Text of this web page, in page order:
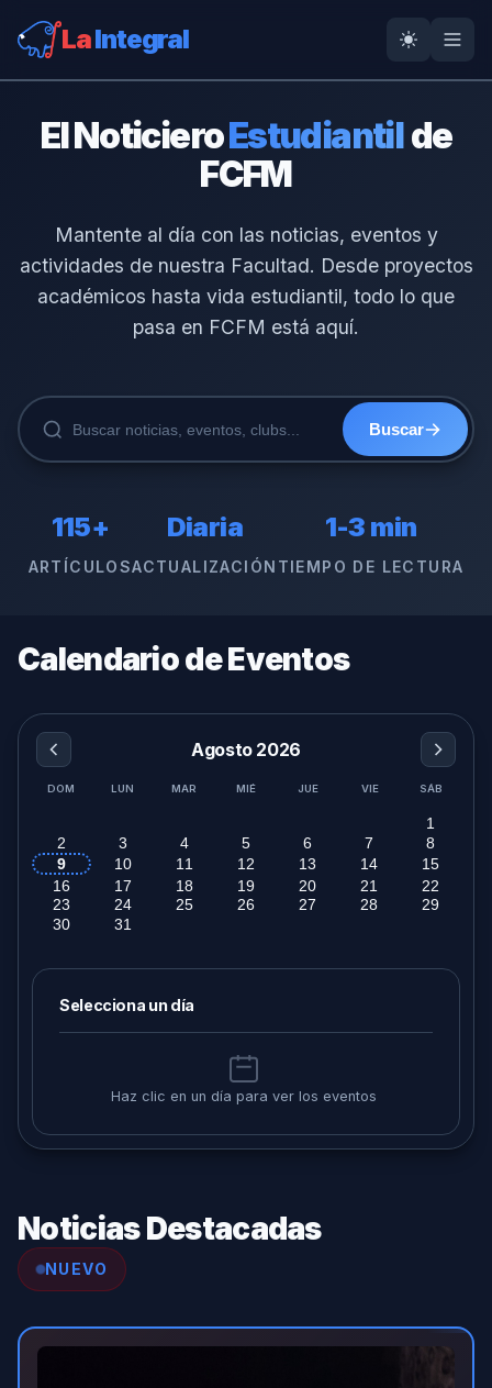
LaIntegral
El NoticieroEstudiantilde
FCFM
Mantente al día con las noticias, eventos y
actividades de nuestra Facultad. Desde proyectos
académicos hasta vida estudiantil, todo lo que
pasa en FCFM está aquí.
Buscar
115+
ARTÍCULOS
Diaria
ACTUALIZACIÓN
1-3 min
TIEMPO DE LECTURA
Calendario de Eventos
Agosto 2026
DOM LUN MAR MIÉ JUE VIE SÁB
1
2
3 4 5 6 7
8
9
10 11 12 13 14
15
16
17 18 19 20 21
22
23
24 25 26 27 28
29
30
31
Selecciona un día
Haz clic en un día para ver los eventos
Noticias Destacadas
NUEVO